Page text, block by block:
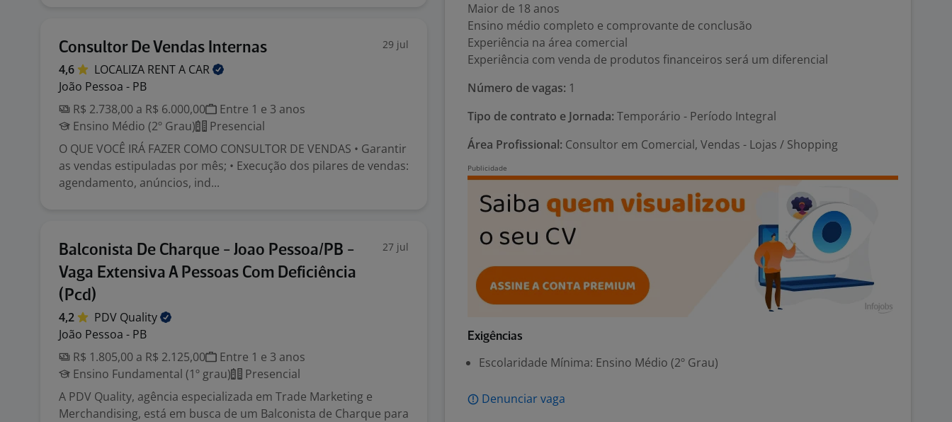
Consultor De Vendas Internas 29 jul
4,6 LOCALIZA RENT A CAR
João Pessoa - PB
R$ 2.738,00 a R$ 6.000,00
Entre 1 e 3 anos
Ensino Médio (2º Grau)
Presencial
O QUE VOCÊ IRÁ FAZER COMO CONSULTOR DE VENDAS • Garantir
as vendas estipuladas por mês; • Execução dos pilares de vendas:
agendamento, anúncios, ind...
Balconista De Charque - Joao Pessoa/PB -
Vaga Extensiva A Pessoas Com Deficiência
(Pcd)
27 jul
4,2 PDV Quality
João Pessoa - PB
R$ 1.805,00 a R$ 2.125,00
Entre 1 e 3 anos
Ensino Fundamental (1º grau)
Presencial
A PDV Quality, agência especializada em Trade Marketing e
Merchandising, está em busca de um Balconista de Charque para
Maior de 18 anos
Ensino médio completo e comprovante de conclusão
Experiência na área comercial
Experiência com venda de produtos financeiros será um diferencial
Número de vagas: 1
Tipo de contrato e Jornada: Temporário - Período Integral
Área Profissional: Consultor em Comercial, Vendas - Lojas / Shopping
Exigências
Escolaridade Mínima: Ensino Médio (2º Grau)
Denunciar vaga